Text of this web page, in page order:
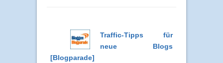
Traffic-Tipps für
neue Blogs
[Blogparade]